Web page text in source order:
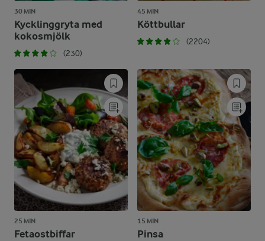
30 MIN
Kycklinggryta med
kokosmjölk
(230)
45 MIN
Köttbullar
(2204)
25 MIN
Fetaostbiffar
15 MIN
Pinsa